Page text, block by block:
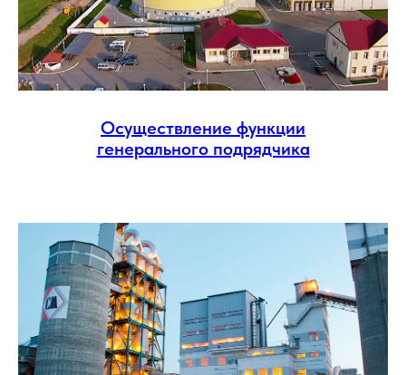
Осуществление функции
генерального подрядчика